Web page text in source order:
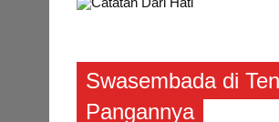
Artikel
Swasembada di
Pangannya